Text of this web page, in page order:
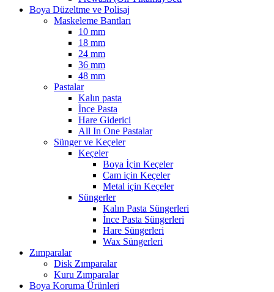
Boya Düzeltme ve Polisaj
Maskeleme Bantları
10 mm
18 mm
24 mm
36 mm
48 mm
Pastalar
Kalın pasta
İnce Pasta
Hare Giderici
All In One Pastalar
Sünger ve Keçeler
Keçeler
Boya İçin Keçeler
Cam için Keçeler
Metal için Keçeler
Süngerler
Kalın Pasta Süngerleri
İnce Pasta Süngerleri
Hare Süngerleri
Wax Süngerleri
Zımparalar
Disk Zımparalar
Kuru Zımparalar
Boya Koruma Ürünleri